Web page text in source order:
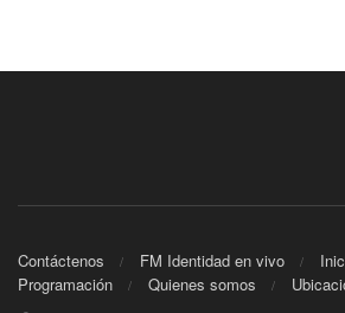
Contáctenos FM Identidad en vivo
Programación
Quienes somos